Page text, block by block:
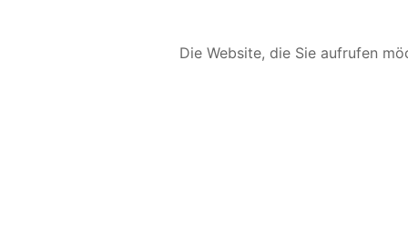
Die Website, die Sie aufrufen